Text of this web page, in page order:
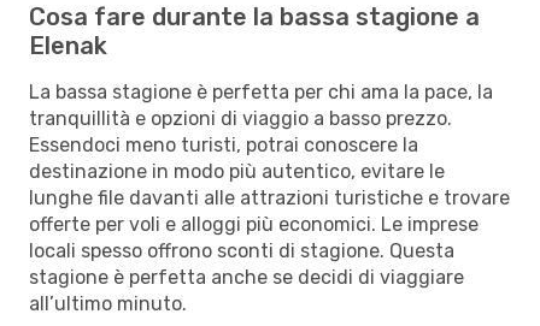
Cosa fare durante la bassa stagione a
Elenak
La bassa stagione è perfetta per chi ama la pace, la
tranquillità e opzioni di viaggio a basso prezzo.
Essendoci meno turisti, potrai conoscere la
destinazione in modo più autentico, evitare le
lunghe file davanti alle attrazioni turistiche e trovare
offerte per voli e alloggi più economici. Le imprese
locali spesso offrono sconti di stagione. Questa
stagione è perfetta anche se decidi di viaggiare
all’ultimo minuto.